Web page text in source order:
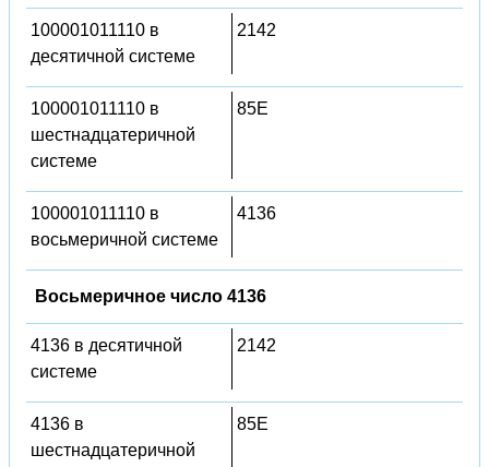
100001011110 в
десятичной системе
2142
100001011110 в
шестнадцатеричной
системе
85E
100001011110 в
восьмеричной системе
4136
Восьмеричное число 4136
4136 в десятичной
системе
2142
4136 в
шестнадцатеричной
85E